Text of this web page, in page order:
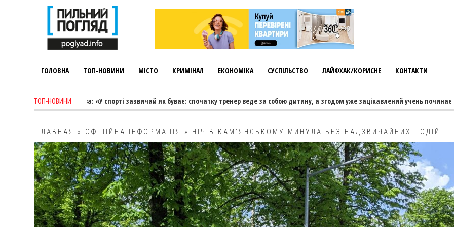
ГОЛОВНА ТОП-НОВИНИ МІСТО КРИМІНАЛ ЕКОНОМІКА СУСПІЛЬСТВО ЛАЙФХАК/КОРИСНЕ КОНТАКТИ
ТОП-НОВИНИ
Лариса Коновалова: «У спорті зазвичай як буває: спочатку тренер веде за собою дитину, а згодом уже зацікавлений учень починає
ГЛАВНАЯ » ОФІЦІЙНА ІНФОРМАЦІЯ » НІЧ В КАМ’ЯНСЬКОМУ МИНУЛА БЕЗ НАДЗВИЧАЙНИХ ПОДІЙ